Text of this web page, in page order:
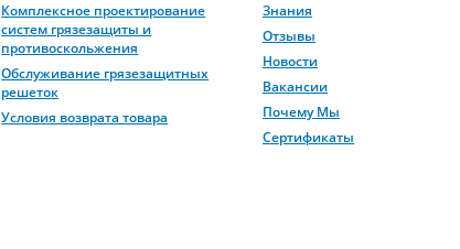
Комплексное проектирование
систем грязезащиты и
противоскольжения
Обслуживание грязезащитных
решеток
Условия возврата товара
Знания
Отзывы
Новости
Вакансии
Почему Мы
Сертификаты